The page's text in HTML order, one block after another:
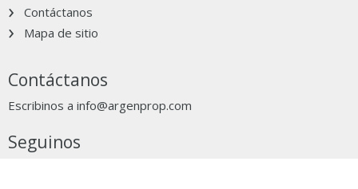
Contáctanos
Mapa de sitio
Contáctanos
Escribinos a info@argenprop.com
Seguinos